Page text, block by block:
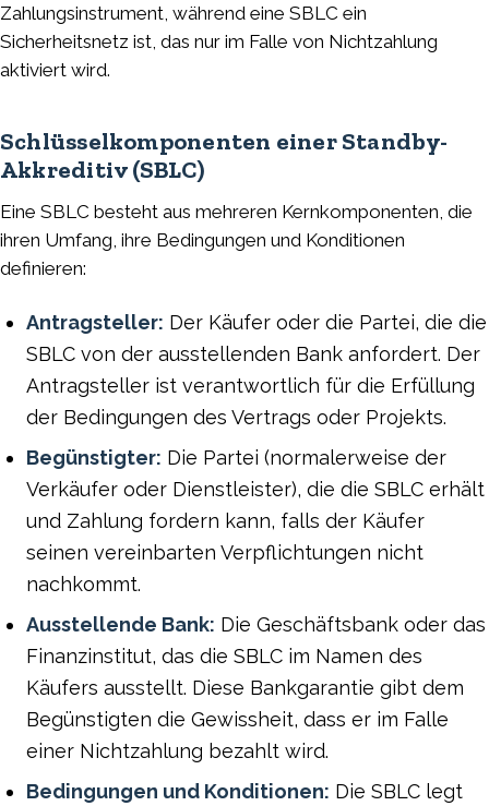
Zahlungsinstrument, während eine SBLC ein
Sicherheitsnetz ist, das nur im Falle von Nichtzahlung
aktiviert wird.
Schlüsselkomponenten einer Standby-
Akkreditiv (SBLC)
Eine SBLC besteht aus mehreren Kernkomponenten, die
ihren Umfang, ihre Bedingungen und Konditionen
definieren:
Antragsteller: Der Käufer oder die Partei, die die
SBLC von der ausstellenden Bank anfordert. Der
Antragsteller ist verantwortlich für die Erfüllung
der Bedingungen des Vertrags oder Projekts.
Begünstigter: Die Partei (normalerweise der
Verkäufer oder Dienstleister), die die SBLC erhält
und Zahlung fordern kann, falls der Käufer
seinen vereinbarten Verpflichtungen nicht
nachkommt.
Ausstellende Bank: Die Geschäftsbank oder das
Finanzinstitut, das die SBLC im Namen des
Käufers ausstellt. Diese Bankgarantie gibt dem
Begünstigten die Gewissheit, dass er im Falle
einer Nichtzahlung bezahlt wird.
Bedingungen und Konditionen: Die SBLC legt